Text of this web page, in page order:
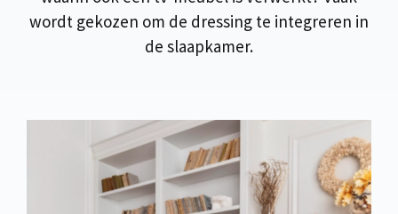
wordt gekozen om de dressing te integreren in
de slaapkamer.